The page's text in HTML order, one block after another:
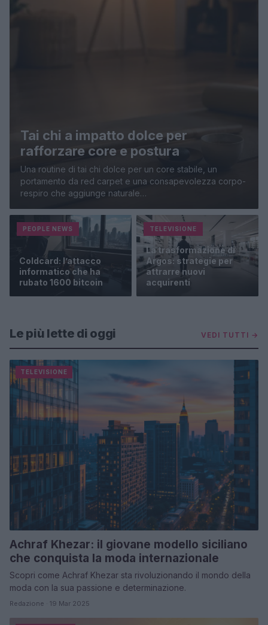
Tai chi a impatto dolce per
rafforzare core e postura
Una routine di tai chi dolce per un core stabile, un
portamento da red carpet e una consapevolezza corpo-
respiro che aggiunge naturale…
PEOPLE NEWS
Coldcard: l’attacco
informatico che ha
rubato 1600 bitcoin
TELEVISIONE
La trasformazione di
Argos: strategie per
attrarre nuovi
acquirenti
Le più lette di oggi VEDI TUTTI →
TELEVISIONE
Achraf Khezar: il giovane modello siciliano
che conquista la moda internazionale
Scopri come Achraf Khezar sta rivoluzionando il mondo della
moda con la sua passione e determinazione.
Redazione · 19 Mar 2025